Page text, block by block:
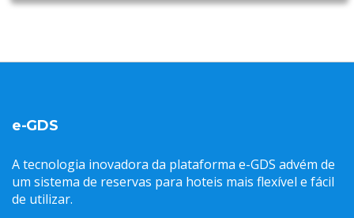
e-GDS
A tecnologia inovadora da plataforma e-GDS advém de
um sistema de reservas para hoteis mais flexível e fácil
de utilizar.